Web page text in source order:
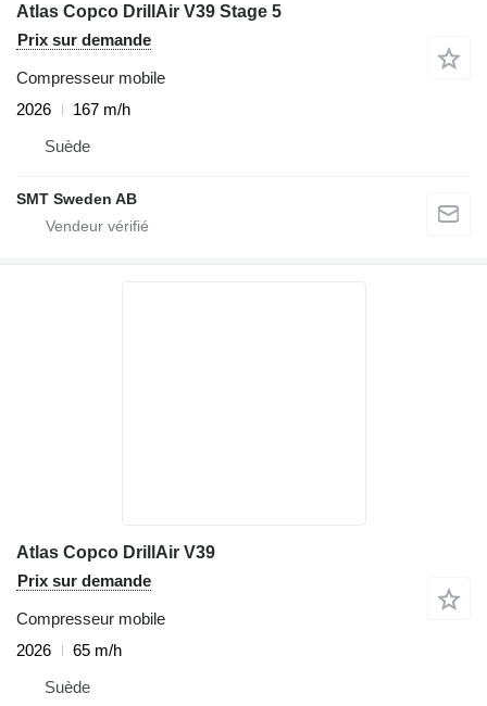
Atlas Copco DrillAir V39 Stage 5
Prix sur demande
Compresseur mobile
2026
167 m/h
Suède
SMT Sweden AB
Atlas Copco DrillAir V39
Prix sur demande
Compresseur mobile
2026
65 m/h
Suède